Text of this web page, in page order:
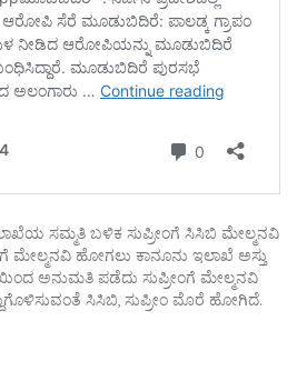
ಸಮ್ಮತಿ ಬಳಿಕ ಸುಪ್ರೀಂಗೆ ಸಿಸಿಬಿ ಮೇಲ್ಮನವಿ
ಮೇಲ್ಮನವಿ ಹೋಗಲು ಕಾನೂನು ಇಲಾಖೆ ಅಸ್ತು
ಅನುಮತಿ ಪಡೆದು ಸುಪ್ರೀಂಗೆ ಮೇಲ್ಮನವಿ
ಸಿಸಿಬಿ, ಸುಪ್ರೀಂ ಮೊರೆ ಹೋಗಿದೆ.